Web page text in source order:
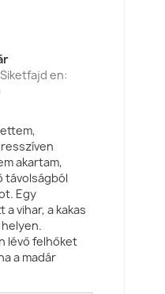
en:
akartam,
távolságból
Egy
vihar, a kakas
lévő felhőket
a madár